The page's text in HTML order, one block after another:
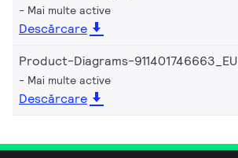
Mai multe active
Descărcare
Product-Diagrams-911401746663_EU
Mai multe active
Descărcare